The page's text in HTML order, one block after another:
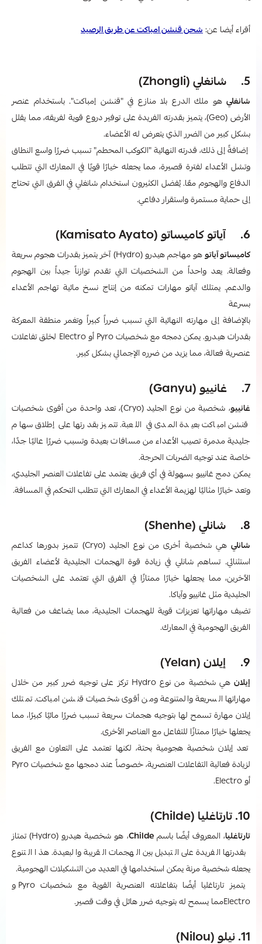
أقراء أيضا عن:شحن قنشن امباكت عن طريق الرصيد
5. شانغلي (Zhongli)
شانغلي هو ملك الدرع بلا منازع في "قنشن إمباكت". باستخدام عنصر
الأرض (Geo)، يتميز بقدرته الفريدة على توفير دروع قوية لفريقه، مما يقلل
بشكل كبير من الضرر الذي يتعرض له الأعضاء.
إضافةً إلى ذلك، قدرته النهائية "الكوكب المحطم" تسبب ضررًا واسع النطاق
وتشل الأعداء لفترة قصيرة، مما يجعله خيارًا قويًا في المعارك التي تتطلب
الدفاع والهجوم معًا. يُفضل الكثيرون استخدام شانغلي في الفرق التي تحتاج
إلى حماية مستمرة واستقرار دفاعي.
6. آياتو كاميساتو (Kamisato Ayato)
كاميساتو آياتو
هو مهاجم هيدرو (Hydro) آخر يتميز بقدرات هجوم سريعة
وفعالة. يعد واحداً من الشخصيات التي تقدم توازناً جيداً بين الهجوم
والدعم. يمتلك آياتو مهارات تمكنه من إنتاج نسخ مائية تهاجم الأعداء
بسرعة
بالإضافة إلى مهارته النهائية التي تسبب ضرراً كبيراً وتغمر منطقة المعركة
بقدرات هيدرو. يمكن دمجه مع شخصيات Pyro أو Electro لخلق تفاعلات
عنصرية فعالة، مما يزيد من ضرره الإجمالي بشكل كبير.
7. غانييو (Ganyu)
غانييو
، شخصية من نوع الجليد (Cryo)، تعد واحدة من أقوى شخصيات
قنشن امباكت بعيدة المدى في اللعبة. تتميز بقدرتها على إطلاق سهام
جليدية مدمرة تصيب الأعداء من مسافات بعيدة وتسبب ضررًا عاليًا جدًا،
خاصة عند توجيه الضربات الحرجة.
يمكن دمج غانييو بسهولة في أي فريق يعتمد على تفاعلات العنصر الجليدي،
وتعد خيارًا مثاليًا لهزيمة الأعداء في المعارك التي تتطلب التحكم في المسافة.
8. شانلي (Shenhe)
شانلي
هي شخصية أخرى من نوع الجليد (Cryo) تتميز بدورها كداعم
استثنائي. تساهم شانلي في زيادة قوة الهجمات الجليدية لأعضاء الفريق
الآخرين، مما يجعلها خيارًا ممتازًا في الفرق التي تعتمد على الشخصيات
الجليدية مثل غانييو وآياكا.
تضيف مهاراتها تعزيزات قوية للهجمات الجليدية، مما يضاعف من فعالية
الفريق الهجومية في المعارك.
9. إيلان (Yelan)
إيلان
هي شخصية من نوع Hydro تركز على توجيه ضرر كبير من خلال
مهاراتها السريعة والمتنوعة ومن أقوى شخصيات قنشن امباكت. تمتلك
إيلان مهارة تسمح لها بتوجيه هجمات سريعة تسبب ضررًا مائيًا كبيرًا، مما
يجعلها خيارًا ممتازًا للتفاعل مع العناصر الأخرى.
تعد إيلان شخصية هجومية بحتة، لكنها تعتمد على التعاون مع الفريق
لزيادة فعالية التفاعلات العنصرية، خصوصاً عند دمجها مع شخصيات Pyro
أو Electro.
10. تارتاغليا (Childe)
تارتاغليا، المعروف أيضًا باسمChilde
، هو شخصية هيدرو (Hydro) تمتاز
بقدرتها الفريدة على التبديل بين الهجمات القريبة والبعيدة. هذا التنوع
يجعله شخصية مرنة يمكن استخدامها في العديد من التشكيلات الهجومية.
يتميز تارتاغليا أيضًا بتفاعلاته العنصرية القوية مع شخصيات Pyro و
Electroمما يسمح له بتوجيه ضرر هائل في وقت قصير.
11. نيلو (Nilou)